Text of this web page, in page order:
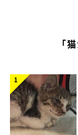
もーちゃんのこと
もーちゃんもらいち
(笑)）
らいちに頭を舐めら
「